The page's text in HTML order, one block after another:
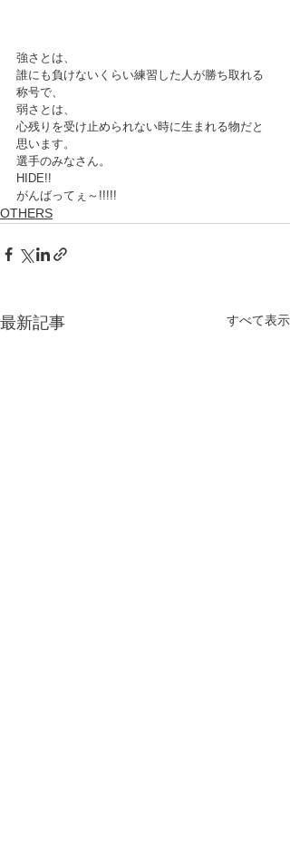
強さとは、
誰にも負けないくらい練習した人が勝ち取れる
称号で、
弱さとは、
心残りを受け止められない時に生まれる物だと
思います。
選手のみなさん。
HIDE!!
がんばってぇ～!!!!!
OTHERS
最新記事 すべて表示